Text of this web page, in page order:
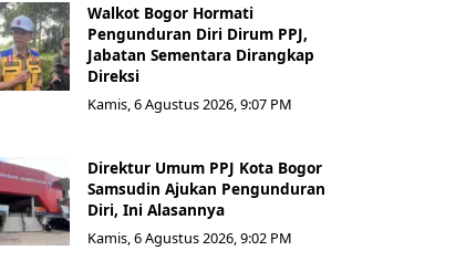
Walkot Bogor Hormati
Pengunduran Diri Dirum PPJ,
Jabatan Sementara Dirangkap
Direksi
Kamis, 6 Agustus 2026, 9:07 PM
Direktur Umum PPJ Kota Bogor
Samsudin Ajukan Pengunduran
Diri, Ini Alasannya
Kamis, 6 Agustus 2026, 9:02 PM